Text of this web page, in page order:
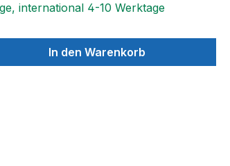
international 4-10 Werktage
den gewünschten Wert
In den Warenkorb